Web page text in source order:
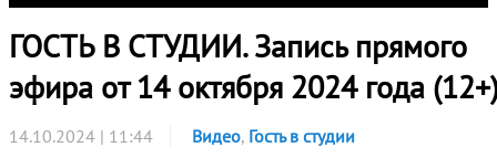
ГОСТЬ В СТУДИИ. Запись прямого
эфира от 14 октября 2024 года
14.10.2024 | 11:44 Видео, Гость в студии